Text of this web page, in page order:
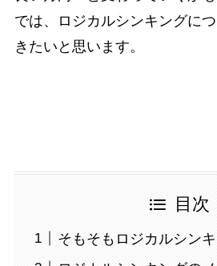
では、ロジカルシンキングに
きたいと思います。
目次
そもそもロジカルシン